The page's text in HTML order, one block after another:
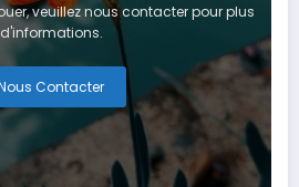
veuillez nous contacter pour plus
d'informations.
Contacter